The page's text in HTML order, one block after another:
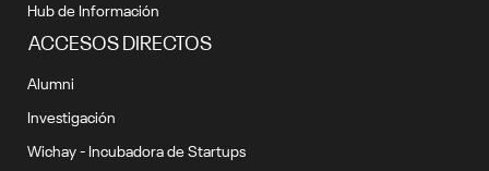
Hub de Información
ACCESOS DIRECTOS
Alumni
Investigación
Wichay - Incubadora de Startups